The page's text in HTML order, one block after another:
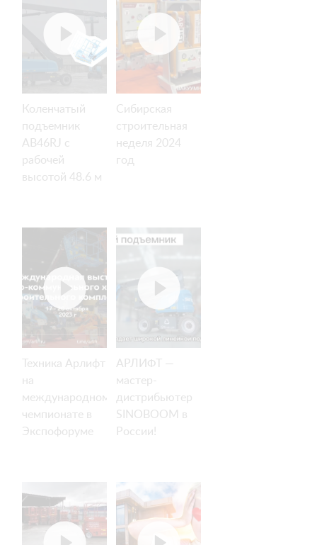
Коленчатый
подъемник
AB46RJ с
рабочей
высотой 48.6 м
Сибирская
строительная
неделя 2024
год
Техника Арлифт
на
международном
чемпионате в
Экспофоруме
АРЛИФТ —
мастер-
дистрибьютер
SINOBOOM в
России!